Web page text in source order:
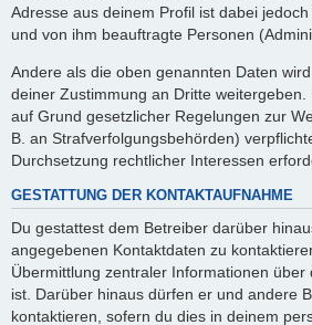
Adresse aus deinem Profil ist dabei
und von ihm beauftragte Personen
Andere als die oben genannten Daten
deiner Zustimmung an Dritte
auf Grund gesetzlicher Regelungen zur
B. an Strafverfolgungsbehörden)
Durchsetzung rechtlicher Interessen
GESTATTUNG DER KONTAKTAUFNAHME
Du gestattest dem Betreiber darüber
angegebenen Kontaktdaten zu
Übermittlung zentraler Informationen über
ist. Darüber hinaus dürfen er und andere
kontaktieren, sofern du dies in deinem